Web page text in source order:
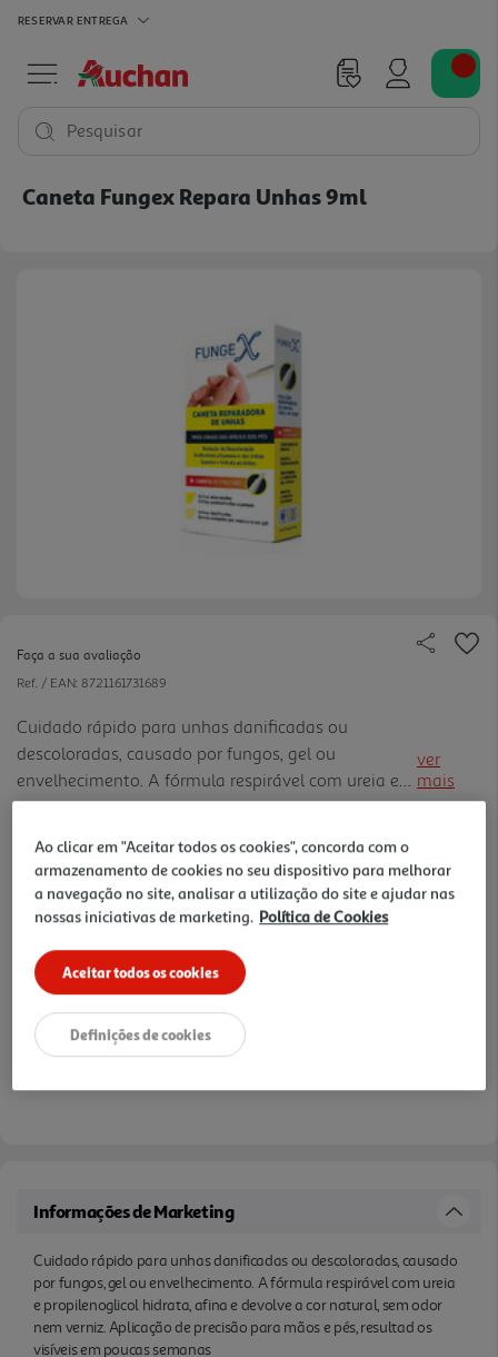
RESERVAR ENTREGA
Pesquisar
Caneta Fungex Repara Unhas 9ml
Faça a sua avaliação
Ref. / EAN: 8721161731689
Cuidado rápido para unhas danificadas ou
descoloradas, causado por fungos, gel ou
envelhecimento. A fórmula respirável com ureia e
propilenoglicol hidrata, afina e devolve a cor
precisão para mãos e pés, resultad os visíveis em
poucas semanas
ver
mais
23,90 €
Notas de preparação
Informações de Marketing
Cuidado rápido para unhas danificadas ou descoloradas, causado
por fungos, gel ou envelhecimento. A fórmula respirável com ureia
e propilenoglicol hidrata, afina e devolve a cor natural, sem odor
nem verniz. Aplicação de precisão para mãos e pés, resultad os
visíveis em poucas semanas
Ao clicar em "Aceitar todos os cookies", concorda com o
armazenamento de cookies no seu dispositivo para melhorar
a navegação no site, analisar a utilização do site e ajudar nas
nossas iniciativas de marketing. Política de Cookies
Aceitar todos os cookies
Definições de cookies